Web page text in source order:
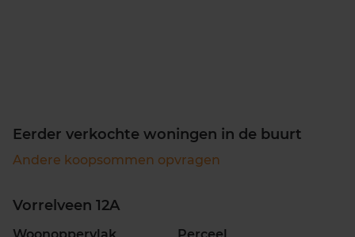
Eerder verkochte woningen in de buurt
Andere koopsommen opvragen
Vorrelveen 12A
Woonoppervlak Perceel